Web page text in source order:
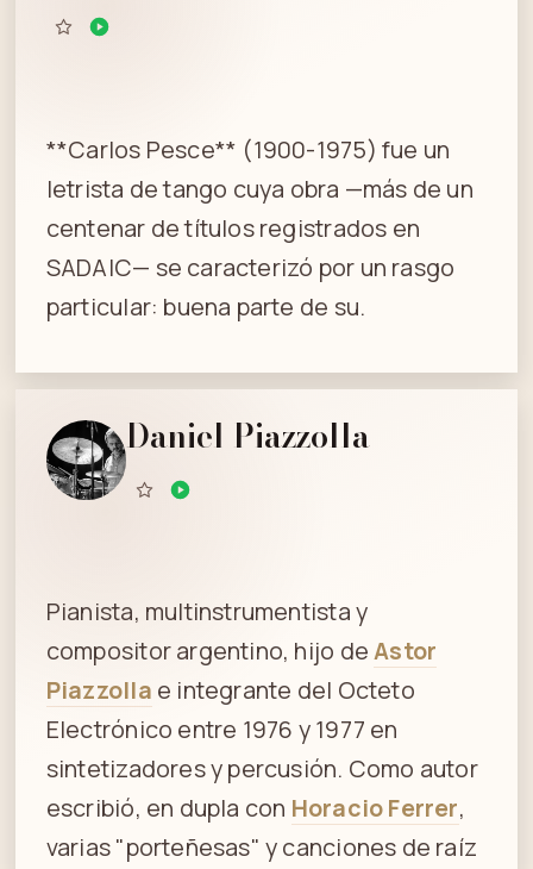
**Carlos Pesce** (1900-1975) fue un
letrista de tango cuya obra —más de un
centenar de títulos registrados en
SADAIC— se caracterizó por un rasgo
particular: buena parte de su.
Daniel Piazzolla
Pianista, multinstrumentista y
compositor argentino, hijo deAstor
Piazzolla e integrante del Octeto
Electrónico entre 1976 y 1977 en
sintetizadores y percusión. Como autor
escribió, en dupla con Horacio Ferrer,
varias "porteñesas" y canciones de raíz